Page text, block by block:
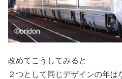
改めてこうしてみると
２つとして同じデザインの年は